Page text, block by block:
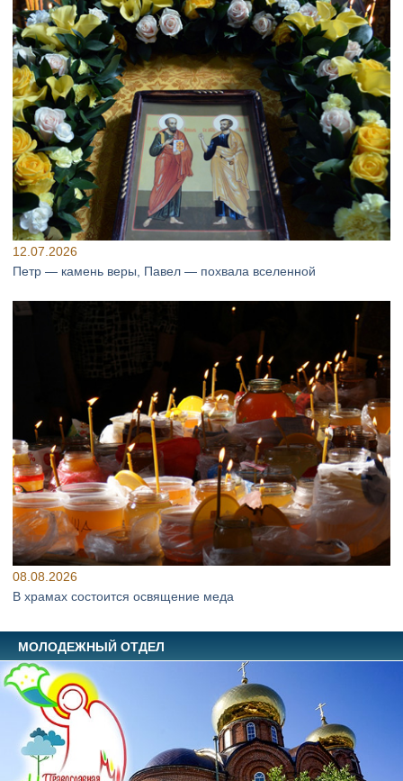
12.07.2026
Петр — камень веры, Павел — похвала вселенной
08.08.2026
В храмах состоится освящение меда
МОЛОДЕЖНЫЙ ОТДЕЛ